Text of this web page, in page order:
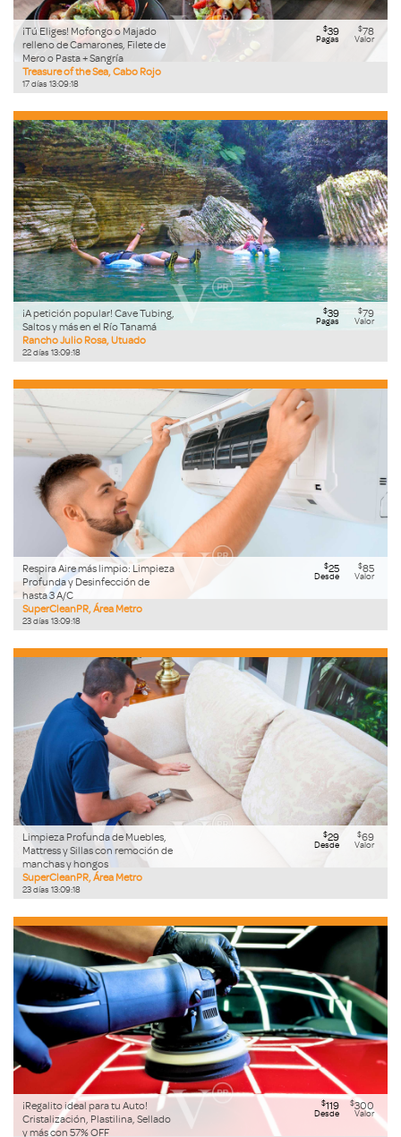
¡Tú Eliges! Mofongo o Majado
relleno de Camarones, Filete de
Mero o Pasta + Sangría
Treasure of the Sea, Cabo Rojo
17días 13:09:17
$39
Pagas
$78
Valor
¡A petición popular! Cave Tubing,
Saltos y más en el Río Tanamá
Rancho Julio Rosa, Utuado
22días 13:09:17
$39
Pagas
$79
Valor
Respira Aire más limpio: Limpieza
Profunda y Desinfección de
hasta 3 A/C
SuperCleanPR, Área Metro
23días 13:09:17
$25
Desde
$85
Valor
Limpieza Profunda de Muebles,
Mattress y Sillas con remoción de
manchas y hongos
SuperCleanPR, Área Metro
23días 13:09:17
$29
Desde
$69
Valor
¡Regalito ideal para tu Auto!
Cristalización, Plastilina, Sellado
y más con 57% OFF
$119
Desde
$300
Valor